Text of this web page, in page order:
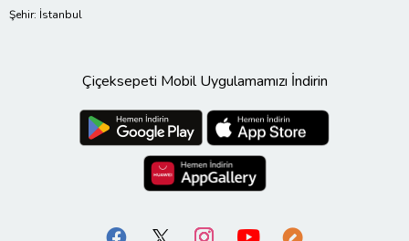
Şehir: İstanbul
Çiçeksepeti Mobil Uygulamamızı İndirin